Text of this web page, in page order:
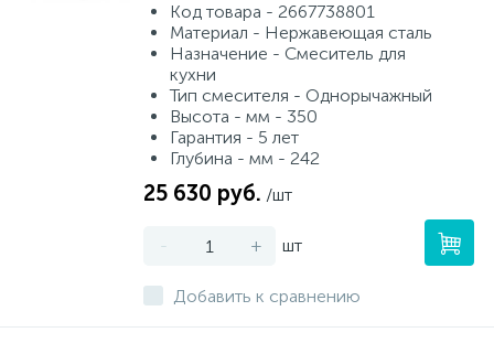
Код товара - 2667738801
Материал - Нержавеющая сталь
Назначение - Смеситель для
кухни
Тип смесителя - Однорычажный
Высота - мм - 350
Гарантия - 5 лет
Глубина - мм - 242
25 630 руб. /шт
- + шт
Добавить к сравнению